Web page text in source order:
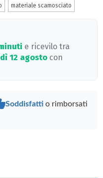
materiale scamosciato
e ricevilo tra
12 agosto con
Soddisfattio rimborsati